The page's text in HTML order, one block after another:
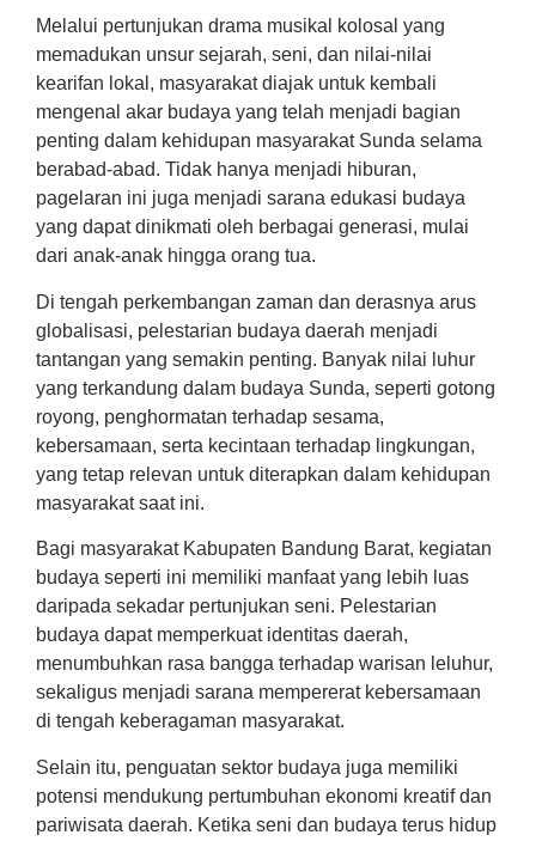
Melalui pertunjukan drama musikal kolosal yang
memadukan unsur sejarah, seni, dan nilai-nilai
kearifan lokal, masyarakat diajak untuk kembali
mengenal akar budaya yang telah menjadi bagian
penting dalam kehidupan masyarakat Sunda selama
berabad-abad. Tidak hanya menjadi hiburan,
pagelaran ini juga menjadi sarana edukasi budaya
yang dapat dinikmati oleh berbagai generasi, mulai
dari anak-anak hingga orang tua.
Di tengah perkembangan zaman dan derasnya arus
globalisasi, pelestarian budaya daerah menjadi
tantangan yang semakin penting. Banyak nilai luhur
yang terkandung dalam budaya Sunda, seperti gotong
royong, penghormatan terhadap sesama,
kebersamaan, serta kecintaan terhadap lingkungan,
yang tetap relevan untuk diterapkan dalam kehidupan
masyarakat saat ini.
Bagi masyarakat Kabupaten Bandung Barat, kegiatan
budaya seperti ini memiliki manfaat yang lebih luas
daripada sekadar pertunjukan seni. Pelestarian
budaya dapat memperkuat identitas daerah,
menumbuhkan rasa bangga terhadap warisan leluhur,
sekaligus menjadi sarana mempererat kebersamaan
di tengah keberagaman masyarakat.
Selain itu, penguatan sektor budaya juga memiliki
potensi mendukung pertumbuhan ekonomi kreatif dan
pariwisata daerah. Ketika seni dan budaya terus hidup